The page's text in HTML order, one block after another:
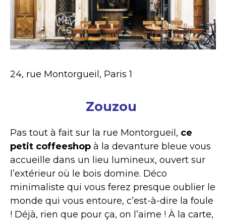
24, rue Montorgueil, Paris 1
Zouzou
Pas tout à fait sur la rue Montorgueil, ce
petit coffeeshop à la devanture bleue vous
accueille dans un lieu lumineux, ouvert sur
l’extérieur où le bois domine. Déco
minimaliste qui vous ferez presque oublier le
monde qui vous entoure, c’est-à-dire la foule
! Déjà, rien que pour ça, on l’aime ! À la carte,